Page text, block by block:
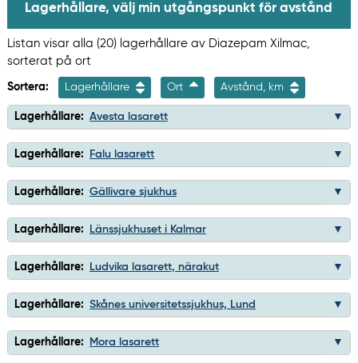
Lagerhållare, välj min utgångspunkt för avstånd
Listan visar alla (20) lagerhållare av Diazepam Xilmac,
sorterat på ort
Sortera: Lagerhållare Ort Avstånd, km
Lagerhållare: Avesta lasarett
Lagerhållare: Falu lasarett
Lagerhållare: Gällivare sjukhus
Lagerhållare: Länssjukhuset i Kalmar
Lagerhållare: Ludvika lasarett, närakut
Lagerhållare: Skånes universitetssjukhus, Lund
Lagerhållare: Mora lasarett